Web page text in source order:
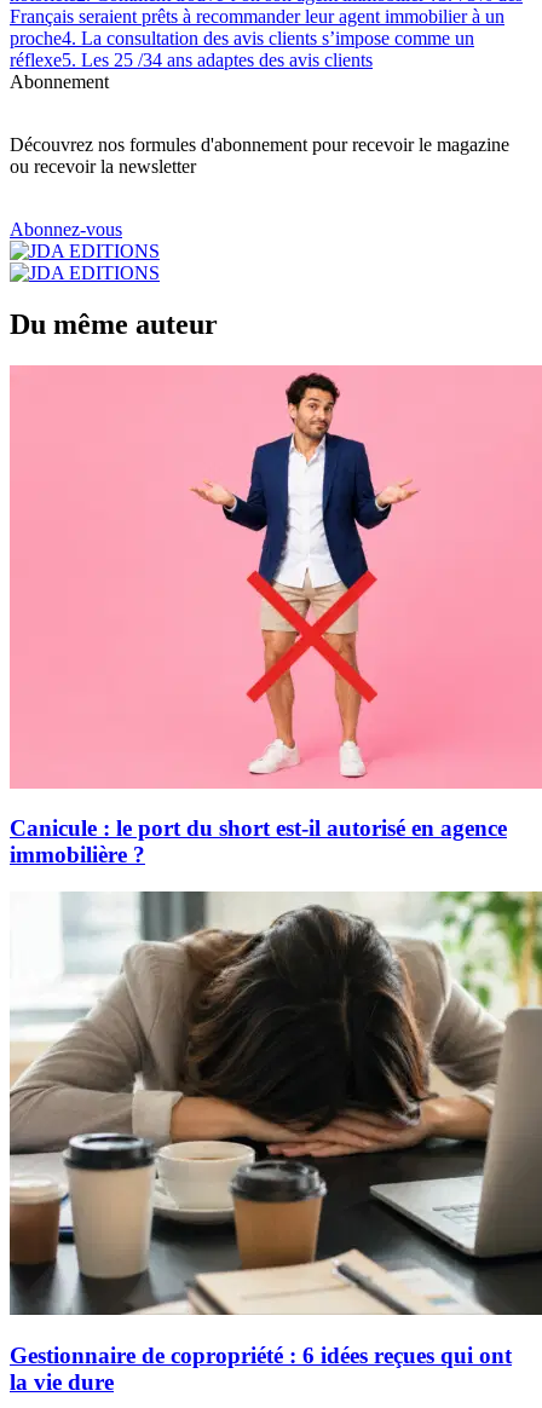
Français seraient prêts à recommander leur agent immobilier à un
proche4. La consultation des avis clients s’impose comme un
réflexe5. Les 25 /34 ans adaptes des avis clients
Abonnement
Découvrez nos formules d'abonnement pour recevoir le magazine
ou recevoir la newsletter
Abonnez-vous
Du même auteur
Canicule : le port du short est-il autorisé en agence
immobilière ?
Gestionnaire de copropriété : 6 idées reçues qui ont
la vie dure